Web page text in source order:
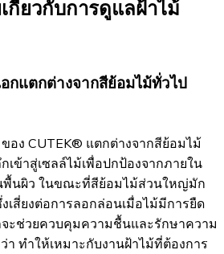
กี่ยวกับการดูแลฝ้าไม้
กแตกต่างจากสีย้อมไม้ทั่วไป
อง CUTEK® แตกต่างจากสีย้อมไม้
เข้าสู่เซลล์ไม้เพื่อปกป้องจากภายใน
พื้นผิว ในขณะที่สีย้อมไม้ส่วนใหญ่มัก
เสี่ยงต่อการลอกล่อนเมื่อไม้มีการยืด
ะช่วยควบคุมความชื้นและรักษาความ
า ทำให้เหมาะกับงานฝ้าไม้ที่ต้องการ